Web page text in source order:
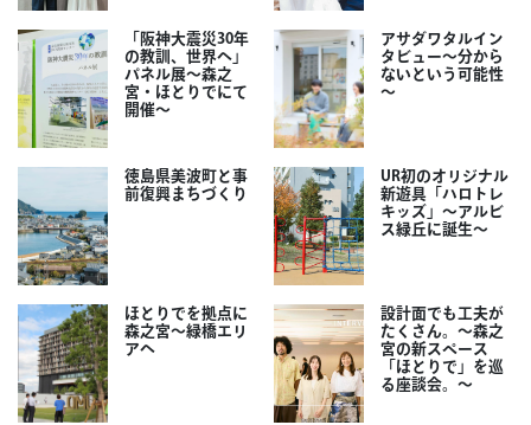
「阪神大震災30年
の教訓、世界へ」
パネル展～森之
宮・ほとりでにて
開催～
アサダワタルイン
タビュー～分から
ないという可能性
～
徳島県美波町と事
前復興まちづくり
UR初のオリジナル
新遊具「ハロトレ
キッズ」～アルビ
ス緑丘に誕生～
ほとりでを拠点に
森之宮～緑橋エリ
アへ
設計面でも工夫が
たくさん。～森之
宮の新スペース
「ほとりで」を巡
る座談会。～